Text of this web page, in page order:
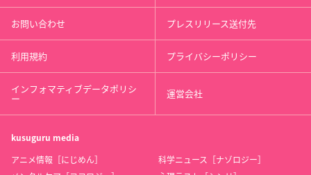
お問い合わせ プレスリリース送付先
利用規約 プライバシーポリシー
インフォマティブデータポリシ
ー 運営会社
kusuguru media
アニメ情報［にじめん］
科学ニュース［ナゾロジー］